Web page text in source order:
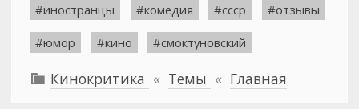
#иностранцы #комедия #ссср #отзывы
#юмор #кино #смоктуновский
 Кинокритика « Темы « Главная